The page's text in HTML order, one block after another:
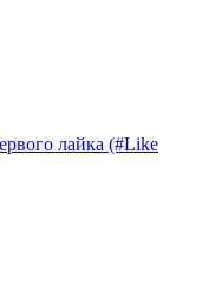
лайка (#Like